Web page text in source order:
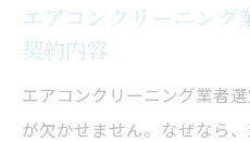
エアコンクリーニング
契約内容
エアコンクリーニング業者
が欠かせません。なぜなら